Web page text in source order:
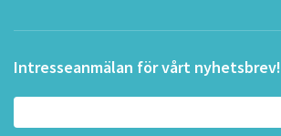
Intresseanmälan för vårt nyhetsbrev!